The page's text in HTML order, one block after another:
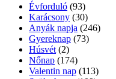
Évforduló (93)
Karácsony (30)
Anyák napja (246)
Gyereknap (73)
Húsvét (2)
Nőnap (174)
Valentin nap (113)